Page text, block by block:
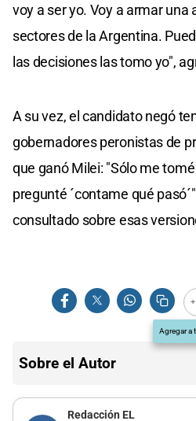
voy a ser yo. Voy a armar una
sectores de la Argentina.
las decisiones las tomo yo",
A su vez, el candidato negó
gobernadores peronistas de
que ganó Milei: "Sólo me
pregunté ´contame qué
consultado sobre esas
Agregar a
Sobre el Autor
Redacción EL